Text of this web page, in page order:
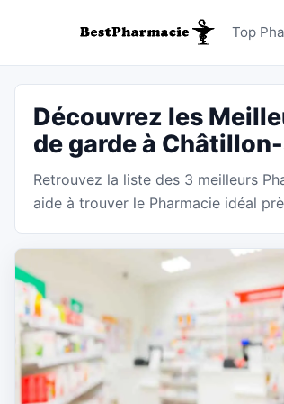
Top
Découvrez les
de garde à
Retrouvez la liste des 3 meilleurs
aide à trouver le Pharmacie idéal